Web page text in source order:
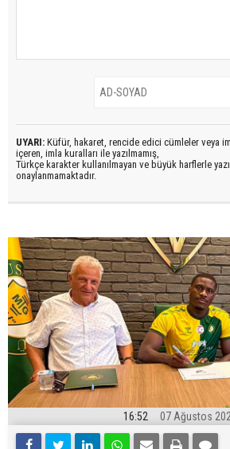
UYARI: Küfür, hakaret, rencide edici cümleler veya
içeren, imla kuralları ile yazılmamış,
Türkçe karakter kullanılmayan ve büyük harflerle
onaylanmamaktadır.
16:52 07 Ağustos